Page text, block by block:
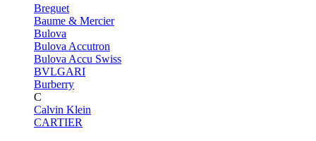
Breguet
Baume & Mercier
Bulova
Bulova Accutron
Bulova Accu Swiss
BVLGARI
Burberry
C
Calvin Klein
CARTIER